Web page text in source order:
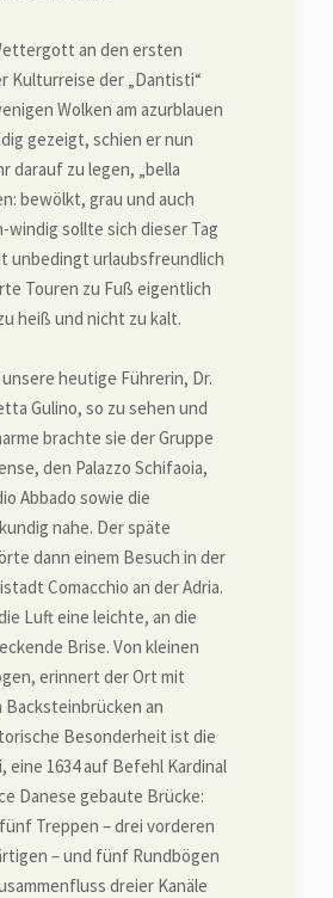
an den ersten
Kulturreise der „Dantisti“
Wolken am azurblauen
gezeigt, schien er nun
darauf zu legen, „bella
bewölkt, grau und auch
sollte sich dieser Tag
unbedingt urlaubsfreundlich
Touren zu Fuß eigentlich
heiß und nicht zu kalt.
heutige Führerin, Dr.
Gulino, so zu sehen und
brachte sie der Gruppe
den Palazzo Schifaoia,
Abbado sowie die
nahe. Der späte
dann einem Besuch in der
Comacchio an der Adria.
Luft eine leichte, an die
Brise. Von kleinen
erinnert der Ort mit
an
Besonderheit ist die
eine 1634 auf Befehl Kardinal
Danese gebaute Brücke:
Treppen – drei vorderen
– und fünf Rundbögen
dreier Kanäle